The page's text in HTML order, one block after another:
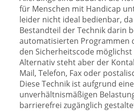
für Menschen mit Handicap
leider nicht ideal bedienbar,
Bestandteil der Technik darin
automatisierten Programmen
den Sicherheitscode
Alternativ steht aber der
Mail, Telefon, Fax oder
Diese Technik ist aufgrund
unverhältnismäßigen
barrierefrei zugänglich